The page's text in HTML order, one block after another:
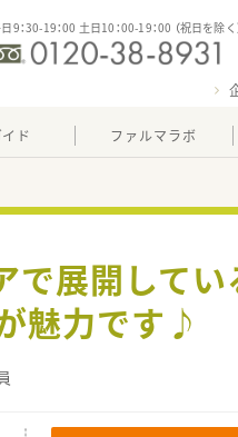
9：30-19：00 土日10：00-19：00 （祝日を除く
ド ファルマラボ
展開してい
魅力です♪